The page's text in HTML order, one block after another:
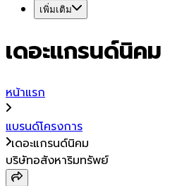
เพิ่มเติม
เดอะแกรนด์นิคม
หน้าแรก
แบรนด์โครงการ
เดอะแกรนด์นิคม
บริษัทอสังหาริมทรัพย์